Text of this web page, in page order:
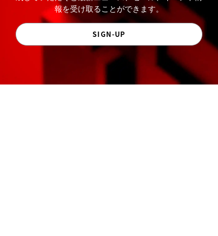
報を受け取ることができます。
SIGN-UP